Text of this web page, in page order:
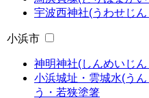
宇波西神社(うわせじ
小浜市
神明神社(しんめいじ
小浜城址・雲城水(う
う・若狭塗箸